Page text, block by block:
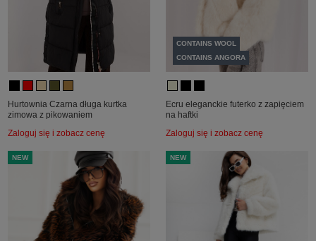
Hurtownia Czarna długa kurtka
zimowa z pikowaniem
Zaloguj się i zobacz cenę
CONTAINS WOOL
CONTAINS ANGORA
Ecru eleganckie futerko z zapięciem
na haftki
Zaloguj się i zobacz cenę
NEW NEW